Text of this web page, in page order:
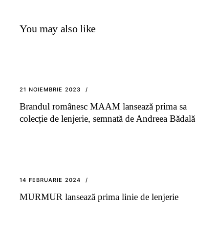
You may also like
21 NOIEMBRIE 2023
Brandul românesc MAAM lansează prima sa
colecție de lenjerie, semnată de Andreea Bădală
14 FEBRUARIE 2024
MURMUR lansează prima linie de lenjerie